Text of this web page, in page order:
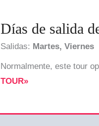
Días de salida
Salidas: Martes, Viernes
Normalmente, este tour
TOUR»